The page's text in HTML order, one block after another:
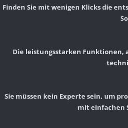
Finden Sie mit wenigen Klicks die
Die leistungsstarken Funktionen,
Sie müssen kein Experte sein, um
mit einfachen